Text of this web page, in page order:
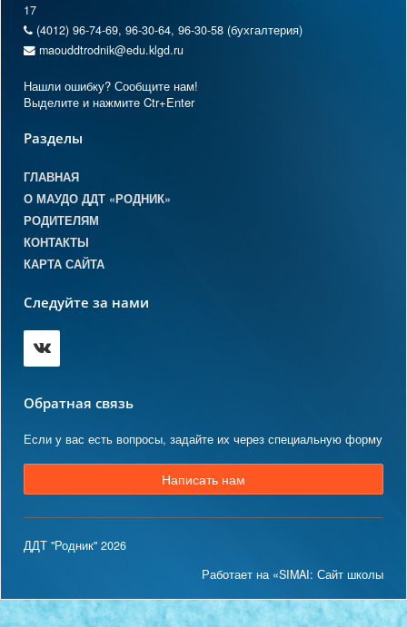
17
(4012) 96-74-69, 96-30-64, 96-30-58 (бухгалтерия)
maouddtrodnik@edu.klgd.ru
Нашли ошибку? Сообщите нам!
Выделите и нажмите Ctr+Enter
Разделы
ГЛАВНАЯ
О МАУДО ДДТ «РОДНИК»
РОДИТЕЛЯМ
КОНТАКТЫ
КАРТА САЙТА
Следуйте за нами
Обратная связь
Если у вас есть вопросы, задайте их через специальную форму
Написать нам
ДДТ "Родник" 2026
Работает на «SIMAI: Сайт школы